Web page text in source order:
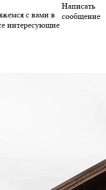
с вами в
интересующие
Написать
сообщение